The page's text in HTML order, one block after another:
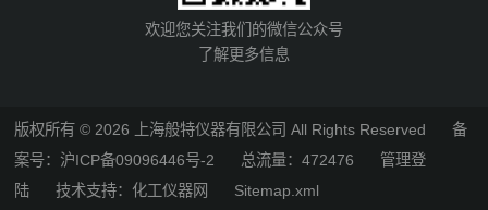
欢迎您关注我们的微信公众号
了解更多信息
版权所有 © 2026 上海般特仪器有限公司 All Rights Reserved备
案号：沪ICP备09096446号-2 总流量：472476 管理登
陆 技术支持：化工仪器网 Sitemap.xml